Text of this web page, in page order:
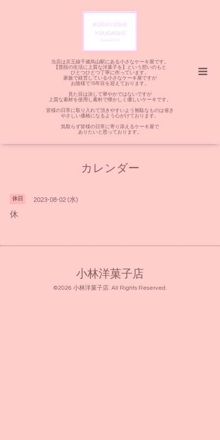
当店は京王線千歳烏山駅にある小さなケーキ屋です。
【普段の生活に上質な洋菓子を】という想いのもと
ひとつひとつ丁寧に作っています。
家族で経営している小さなケーキ屋ですが
お陰様で15年目を迎えております。
見た目は決して華やかではないですが
上質な素材を使用し素朴で懐かしく優しいケーキです。
皆様の日常に取り入れて頂きやすいよう無駄なものは省き
やさしい価格になるよう心がけております。
気取らず皆様の日常に寄り添えるケーキ屋で
ありたいと思っております。
カレンダー
休日 2023-08-02 (水)
休
小林洋菓子店
©2026 小林洋菓子店. All Rights Reserved.